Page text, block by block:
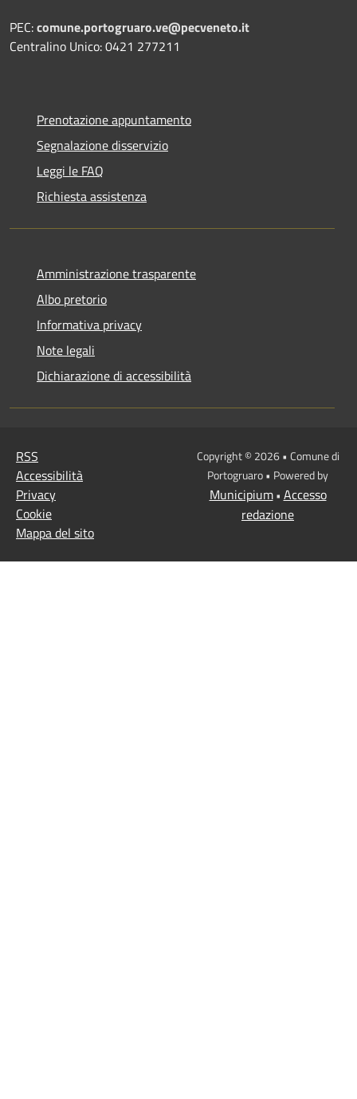
PEC:comune.portogruaro.ve@pecveneto.it
Centralino Unico: 0421 277211
Prenotazione appuntamento
Segnalazione disservizio
Leggi le FAQ
Richiesta assistenza
Amministrazione trasparente
Albo pretorio
Informativa privacy
Note legali
Dichiarazione di accessibilità
RSS
Accessibilità
Privacy
Cookie
Mappa del sito
Copyright © 2026 • Comune di
Portogruaro • Powered by
Municipium• Accesso
redazione